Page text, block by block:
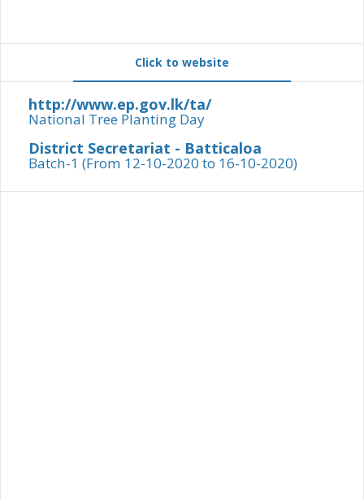
Click to website
http://www.ep.gov.lk/ta/
National Tree Planting Day
District Secretariat - Batticaloa
Batch-1 (From 12-10-2020 to 16-10-2020)